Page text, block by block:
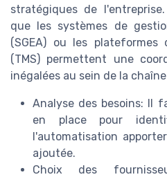
stratégiques de
que les systèmes de
(SGEA) ou les
(TMS) permettent une
inégalées au sein de la
Analyse des besoins: Il
en place pour
l'automatisation
ajoutée.
Choix des